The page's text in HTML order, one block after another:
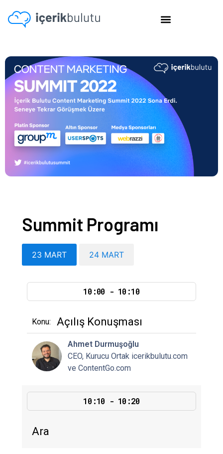
Summit Programı
23 MART 24 MART
10:00 - 10:10
Konu: Açılış Konuşması
Ahmet Durmuşoğlu
CEO, Kurucu Ortak icerikbulutu.com
ve ContentGo.com
10:10 - 10:20
Ara